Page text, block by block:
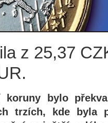
z 25,37
koruny bylo
trzích, kde byla